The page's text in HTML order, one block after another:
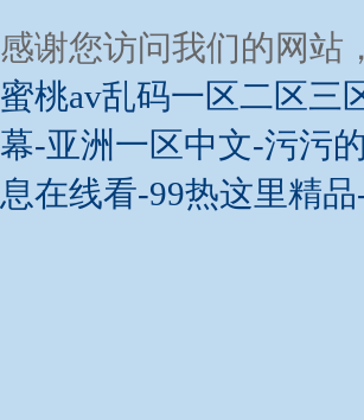
感谢您访问我们的网站
蜜桃av乱码一区二区三
幕-亚洲一区中文-污污
息在线看-99热这里精